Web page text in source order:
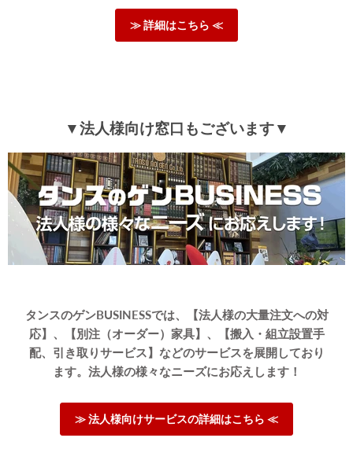
≫ 詳細はこちら ≪
▼法人様向け窓口もございます▼
タンスのゲンBUSINESSでは、【法人様の大量注文への対
応】、【別注（オーダー）家具】、【搬入・組立設置手
配、引き取りサービス】などのサービスを展開しており
ます。法人様の様々なニーズにお応えします！
≫ 法人様向けサービスの詳細はこちら ≪